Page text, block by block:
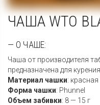
ЧАША WTO
— О ЧАШЕ:
Чаша от производителя
предназначена для
Материал чашки: красная
Форма чашки: Phunnel
Объем забивки: 8 — 15 г